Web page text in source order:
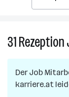
31Rezeption
Der Job
karriere.at